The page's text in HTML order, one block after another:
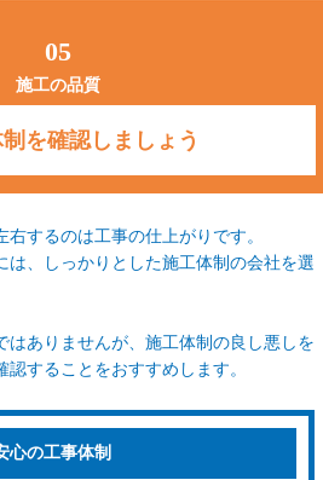
05
施工の品質
を確認しましょう
するのは工事の仕上がりです。
は、しっかりとした施工体制の会社を選
はありませんが、施工体制の良し悪しを
することをおすすめします。
心の工事体制​